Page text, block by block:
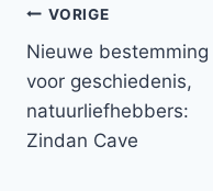
Bericht
navigatie
VORIGE
Nieuwe bestemming
voor geschiedenis,
natuurliefhebbers:
Zindan Cave